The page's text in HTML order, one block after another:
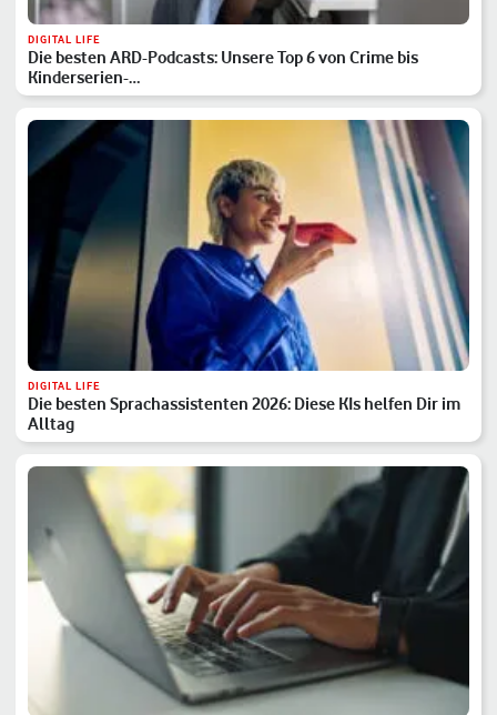
DIGITAL LIFE
Die besten ARD-Podcasts: Unsere Top 6 von Crime bis
Kinderserien-…
DIGITAL LIFE
Die besten Sprachassistenten 2026: Diese KIs helfen Dir im
Alltag